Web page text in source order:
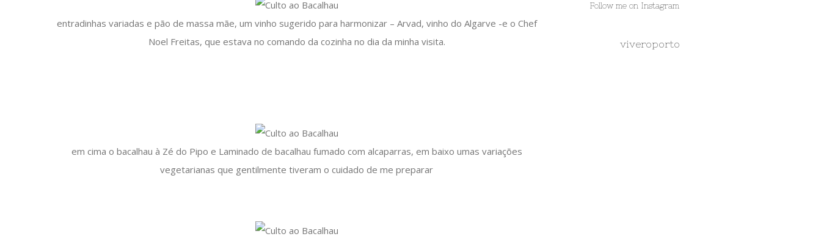
entradinhas variadas e pão de massa mãe, um vinho sugerido para harmonizar – Arvad, vinho do Algarve -e o Chef
Noel Freitas, que estava no comando da cozinha no dia da minha visita.
em cima o bacalhau à Zé do Pipo e Laminado de bacalhau fumado com alcaparras, em baixo umas variações
vegetarianas que gentilmente tiveram o cuidado de me preparar
Follow me on Instagram
viveroporto